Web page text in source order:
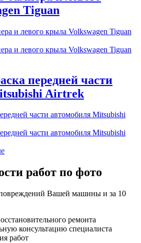
Tiguan
передней части
Airtrek
работ по фото
Вашей машины и за 10
ремонта
консультацию специалиста
работ